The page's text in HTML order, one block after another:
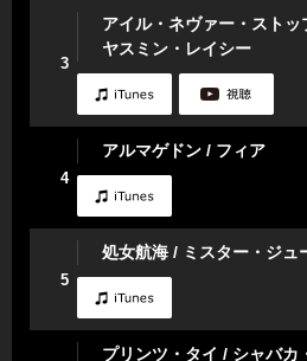
3
アイル・ネヴァー・スト
ヤスミン・レイシー
4
アルマゲドン / フィア
5
処女航海 / ミスター・ジュ
プリンツ・タイ / シャバカ